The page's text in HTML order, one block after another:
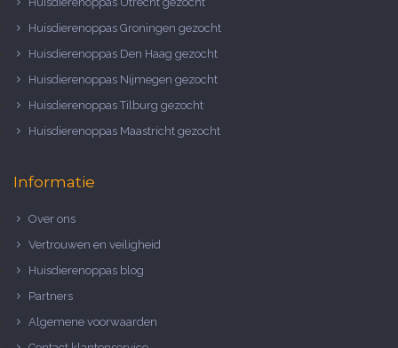
Huisdierenoppas Groningen gezocht
Huisdierenoppas Den Haag gezocht
Huisdierenoppas Nijmegen gezocht
Huisdierenoppas Tilburg gezocht
Huisdierenoppas Maastricht gezocht
Informatie
Over ons
Vertrouwen en veiligheid
Huisdierenoppas blog
Partners
Algemene voorwaarden